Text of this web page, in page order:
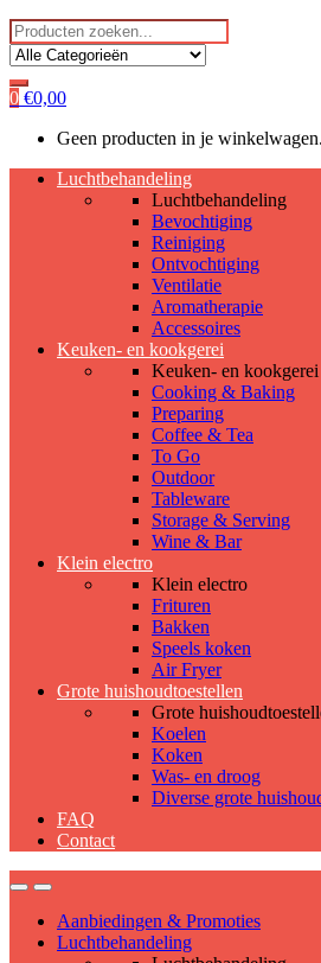
Search
for:
0 €0,00
Geen producten in je winkelwagen.
Luchtbehandeling
Luchtbehandeling
Bevochtiging
Reiniging
Ontvochtiging
Ventilatie
Aromatherapie
Accessoires
Keuken- en kookgerei
Keuken- en kookgerei
Cooking & Baking
Preparing
Coffee & Tea
To Go
Outdoor
Tableware
Storage & Serving
Wine & Bar
Klein electro
Klein electro
Frituren
Bakken
Speels koken
Air Fryer
Grote huishoudtoestellen
Grote
Koelen
Koken
Was- en droog
Diverse grote
FAQ
Contact
Aanbiedingen & Promoties
Luchtbehandeling